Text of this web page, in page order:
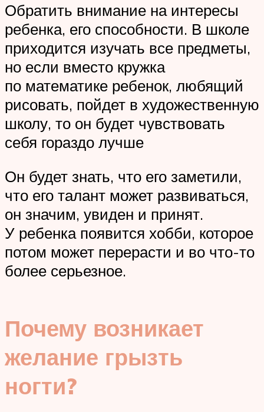
Обратить внимание на интересы
ребенка, его способности. В школе
приходится изучать все предметы,
но если вместо кружка
по математике ребенок, любящий
рисовать, пойдет в художественную
школу, то он будет чувствовать
себя гораздо лучше
Он будет знать, что его заметили,
что его талант может развиваться,
он значим, увиден и принят.
У ребенка появится хобби, которое
потом может перерасти и во что-то
более серьезное.
Почему возникает
желание грызть
ногти?